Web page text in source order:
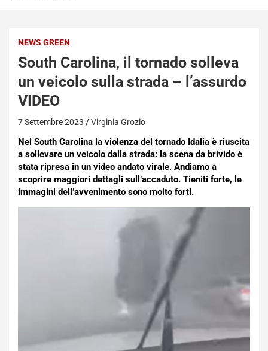
NEWS GREEN
South Carolina, il tornado solleva
un veicolo sulla strada – l’assurdo
VIDEO
7 Settembre 2023 Virginia Grozio
Nel South Carolina la violenza del tornado Idalia è riuscita
a sollevare un veicolo dalla strada: la scena da brivido è
stata ripresa in un video andato virale. Andiamo a
scoprire maggiori dettagli sull’accaduto. Tieniti forte, le
immagini dell’avvenimento sono molto forti.